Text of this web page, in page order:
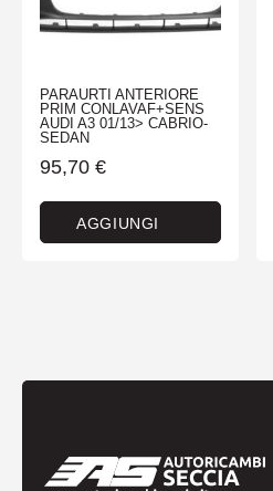
PARAURTI ANTERIORE
PRIM CONLAVAF+SENS
AUDI A3 01/13> CABRIO-
SEDAN
95,70 €
AGGIUNGI